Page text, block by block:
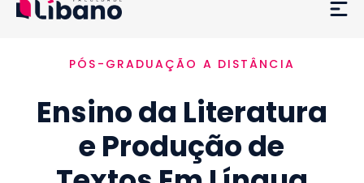
Ementa
Como funciona
Credenciamento MEC
PÓS-GRADUAÇÃO A DISTÂNCIA
Ensino da Literatura
e Produção de